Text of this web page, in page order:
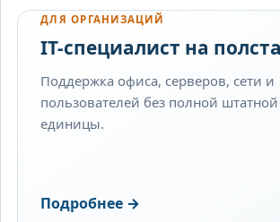
ДЛЯ ОРГАНИЗАЦИЙ
IT-специалист на
Поддержка офиса, серверов, сети и
пользователей без полной штатной
единицы.
Подробнее →